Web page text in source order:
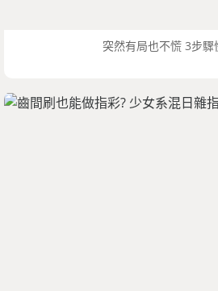
突然有局也不慌 3步驟